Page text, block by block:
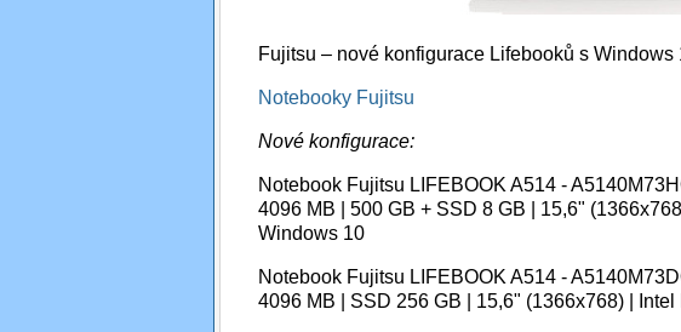
Fujitsu – nové konfigurace Lifebooků s Windows
Notebooky Fujitsu
Nové konfigurace:
Notebook Fujitsu LIFEBOOK A514 -
4096 MB | 500 GB + SSD 8 GB | 15,6"
Windows 10
Notebook Fujitsu LIFEBOOK A514 -
4096 MB | SSD 256 GB | 15,6" (1366x768) |